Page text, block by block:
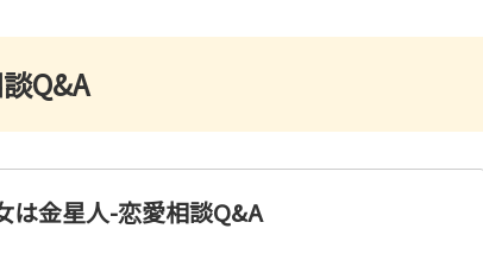
Q&A
は金星人-恋愛相談Q&A